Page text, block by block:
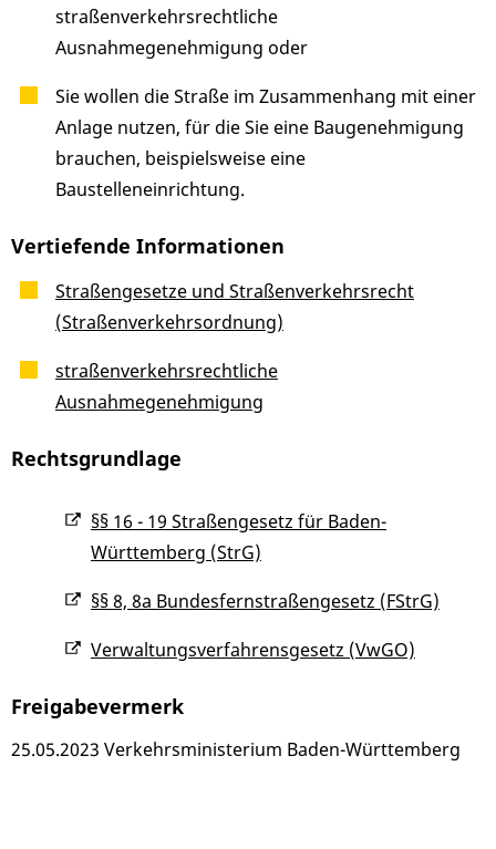
straßenverkehrsrechtliche
Ausnahmegenehmigung oder
Sie wollen die Straße im Zusammenhang mit einer
Anlage nutzen, für die Sie eine Baugenehmigung
brauchen, beispielsweise eine
Baustelleneinrichtung.
Vertiefende Informationen
Straßengesetze und Straßenverkehrsrecht
(Straßenverkehrsordnung)
straßenverkehrsrechtliche
Ausnahmegenehmigung
Rechtsgrundlage
§§ 16 - 19 Straßengesetz für Baden-
Württemberg (StrG)
§§ 8, 8a Bundesfernstraßengesetz (FStrG)
Verwaltungsverfahrensgesetz (VwGO)
Freigabevermerk
25.05.2023 Verkehrsministerium Baden-Württemberg